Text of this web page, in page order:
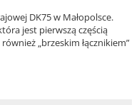
DK75 w Małopolsce.
jest pierwszą częścią
„brzeskim łącznikiem”